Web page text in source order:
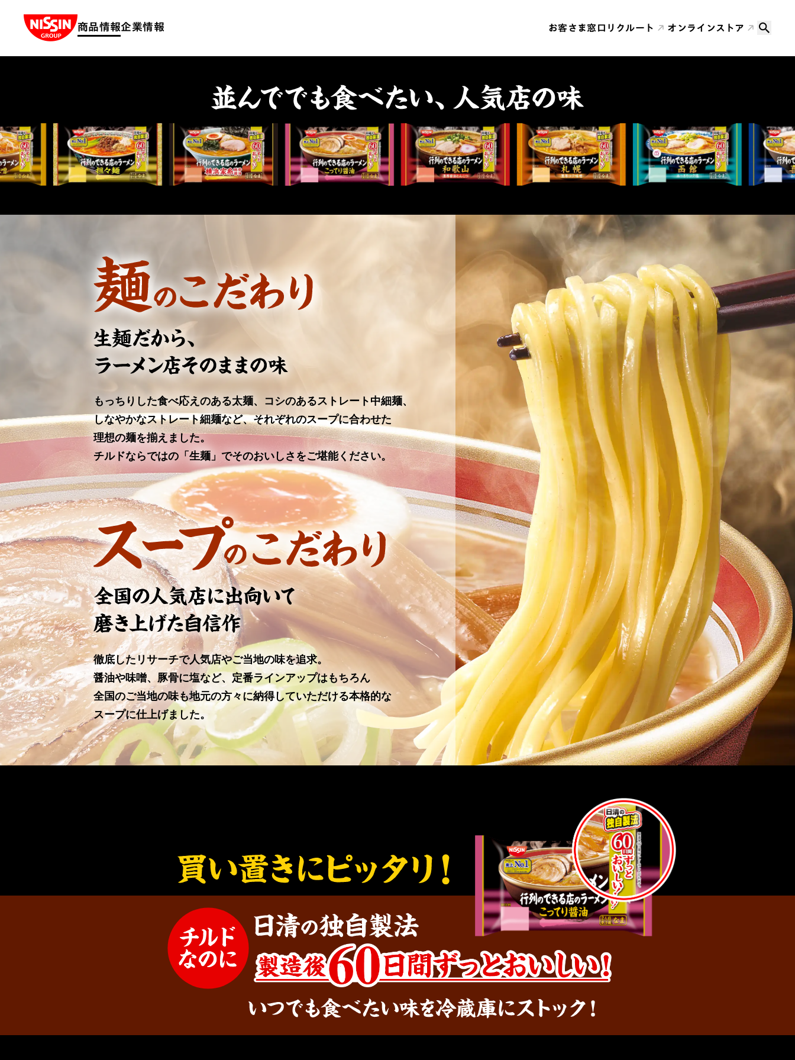
Nissin Group商品情報企業情報 お客さま窓口 リクルート オンラインストア
もっちりした食べ応えのある太麺、コシのあるストレート中細麺、
しなやかなストレート細麺など、それぞれのスープに合わせた
理想の麺を揃えました。
チルドならではの「生麺」でそのおいしさをご堪能ください。
徹底したリサーチで人気店やご当地の味を追求。
醤油や味噌、豚骨に塩など、定番ラインアップはもちろん
全国のご当地の味も地元の方々に納得していただける本格的な
スープに仕上げました。